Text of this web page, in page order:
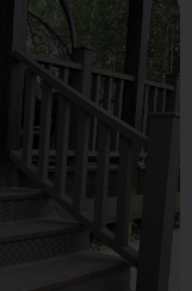
того, как